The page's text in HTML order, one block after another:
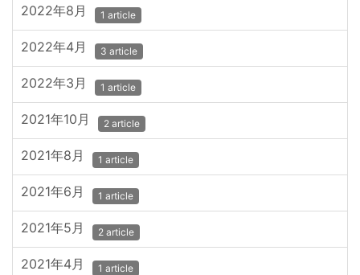
2022年8月 1 article
2022年4月 3 article
2022年3月 1 article
2021年10月 2 article
2021年8月 1 article
2021年6月 1 article
2021年5月 2 article
2021年4月 1 article